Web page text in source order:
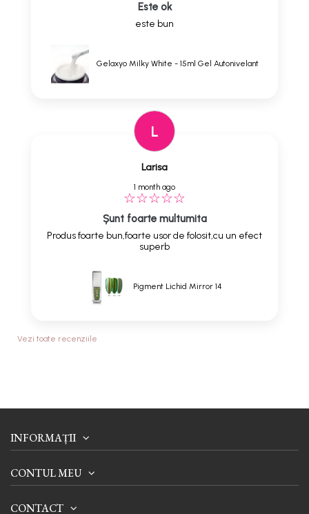
Este ok
este bun
Gelaxyo Milky White - 15ml Gel Autonivelant
L
Larisa
1 month ago
Șunt foarte multumita
Produs foarte bun,foarte usor de folosit,cu un efect
superb
Pigment Lichid Mirror 14
Vezi toate recenziile
INFORMAȚII
CONTUL MEU
CONTACT